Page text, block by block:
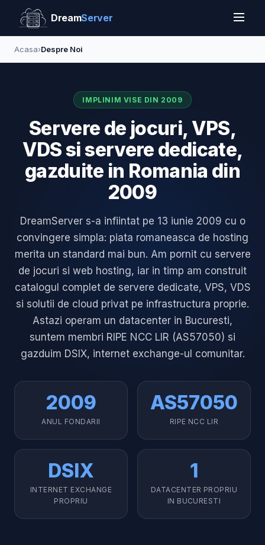
DreamServer
Acasa›Despre Noi
IMPLINIM VISE DIN 2009
Servere de jocuri, VPS,
VDS si servere dedicate,
gazduite in Romania din
2009
DreamServer s-a infiintat pe 13 iunie 2009 cu o
convingere simpla: piata romaneasca de hosting
merita un standard mai bun. Am pornit cu servere
de jocuri si web hosting, iar in timp am construit
catalogul complet de servere dedicate, VPS, VDS
si solutii de cloud privat pe infrastructura proprie.
Astazi operam un datacenter in Bucuresti,
suntem membri RIPE NCC LIR (AS57050) si
gazduim DSIX, internet exchange-ul comunitar.
2009
ANUL FONDARII
AS57050
RIPE NCC LIR
DSIX
INTERNET EXCHANGE
PROPRIU
1
DATACENTER PROPRIU
IN BUCURESTI